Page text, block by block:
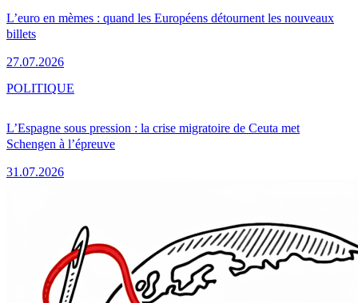
L’euro en mèmes : quand les Européens détournent les nouveaux
billets
27.07.2026
L’Espagne sous pression : la crise migratoire de Ceuta met
Schengen à l’épreuve
31.07.2026
POLITIQUE